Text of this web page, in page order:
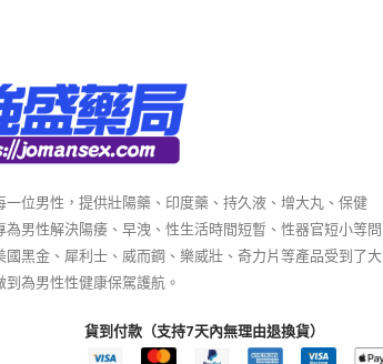
位男性，提供壯陽藥、印度藥、持久液、增大丸、保健
為男性解決陽痿、早洩、性生活時間短暫、性器官短小等問
黑金、犀利士、威而鋼、樂威壯、奇力片等產品受到了大
為男性性健康保駕護航。
貨到付款（支持7天內無理由退換貨）